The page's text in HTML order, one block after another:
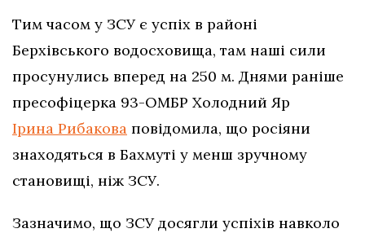
Тим часом у ЗСУ є успіх в районі
Берхівського водосховища, там наші сили
просунулись вперед на 250 м. Днями раніше
пресофіцерка 93-ОМБР Холодний Яр
Ірина Рибакова повідомила, що росіяни
знаходяться в Бахмуті у менш зручному
становищі, ніж ЗСУ.
Зазначимо, що ЗСУ досягли успіхів навколо